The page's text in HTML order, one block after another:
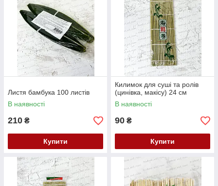
Листя бамбука 100 листів
В наявності
210 ₴
Купити
Килимок для суші та ролів
(цинівка, макісу) 24 см
В наявності
90 ₴
Купити